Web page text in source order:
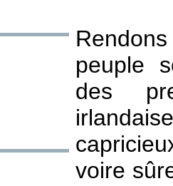
peuple
des
voire